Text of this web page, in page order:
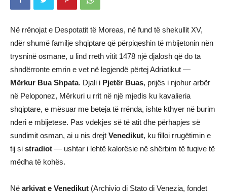
Në rrënojat e Despotatit të Moreas, në fund të shekullit XV,
ndër shumë familje shqiptare që përpiqeshin të mbijetonin nën
trysninë osmane, u lind rreth vitit 1478 një djalosh që do ta
shndërronte emrin e vet në legjendë përtej Adriatikut —
Mërkur Bua Shpata. Djali i Pjetër Buas, prijës i njohur arbër
në Peloponez, Mërkuri u rrit në një mjedis ku kavalieria
shqiptare, e mësuar me beteja të rrënda, ishte kthyer në burim
nderi e mbijetese. Pas vdekjes së të atit dhe përhapjes së
sundimit osman, ai u nis drejt Venedikut, ku filloi rrugëtimin e
tij si stradiot — ushtar i lehtë kalorësie në shërbim të fuqive të
mëdha të kohës.
Në arkivat e Venedikut (Archivio di Stato di Venezia, fondet